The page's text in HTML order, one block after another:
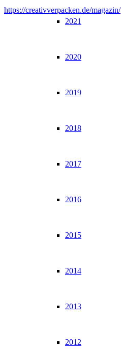
2021
2020
2019
2018
2017
2016
2015
2014
2013
2012
https://creativverpacken.de/magazin/